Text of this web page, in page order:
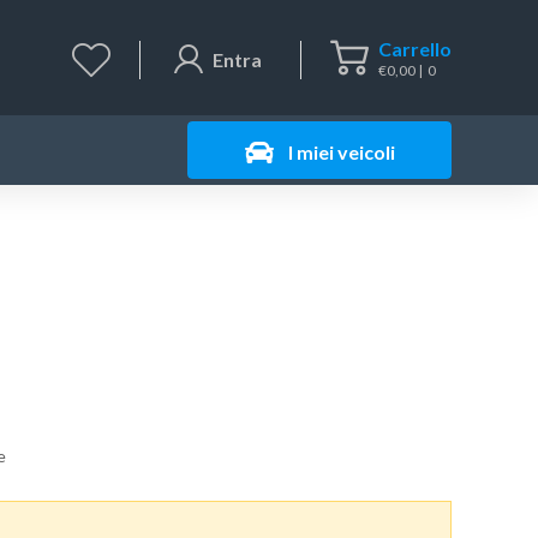
Carrello
€0,00 0
Entra
I miei veicoli